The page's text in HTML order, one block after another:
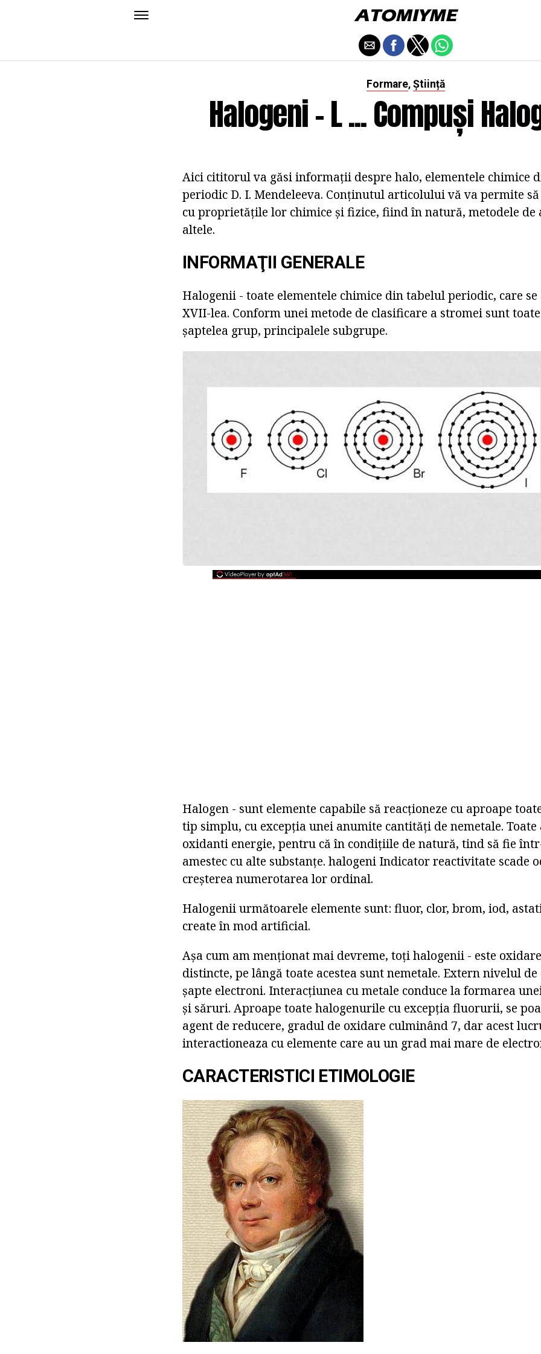
Formare, Știință
Halogeni - L ... Compuși
Aici cititorul va găsi informații despre halo, elementele chimice
periodic D. I. Mendeleeva. Conținutul articolului vă va permite
cu proprietățile lor chimice și fizice, fiind în natură, metodele de
altele.
INFORMAŢII GENERALE
Halogenii - toate elementele chimice din tabelul periodic, care
XVII-lea. Conform unei metode de clasificare a stromei sunt
șaptelea grup, principalele subgrupe.
Halogen - sunt elemente capabile să reacționeze cu aproape
tip simplu, cu excepția unei anumite cantități de nemetale. Toate
oxidanti energie, pentru că în condițiile de natură, tind să fie
amestec cu alte substanțe. halogeni Indicator reactivitate scade
creșterea numerotarea lor ordinal.
Halogenii următoarele elemente sunt: fluor, clor, brom, iod,
create în mod artificial.
Așa cum am menționat mai devreme, toți halogenii - este
distincte, pe lângă toate acestea sunt nemetale. Extern nivelul de
șapte electroni. Interacțiunea cu metale conduce la formarea
și săruri. Aproape toate halogenurile cu excepția fluorurii, se
agent de reducere, gradul de oxidare culminând 7, dar acest
interactioneaza cu elemente care au un grad mai mare de
CARACTERISTICI ETIMOLOGIE